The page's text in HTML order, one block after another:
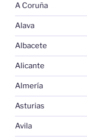
A Coruña
Alava
Albacete
Alicante
Almería
Asturias
Avila